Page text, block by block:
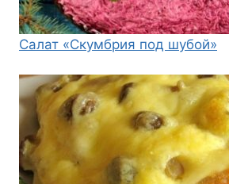
Салат «Скумбрия под шубой»